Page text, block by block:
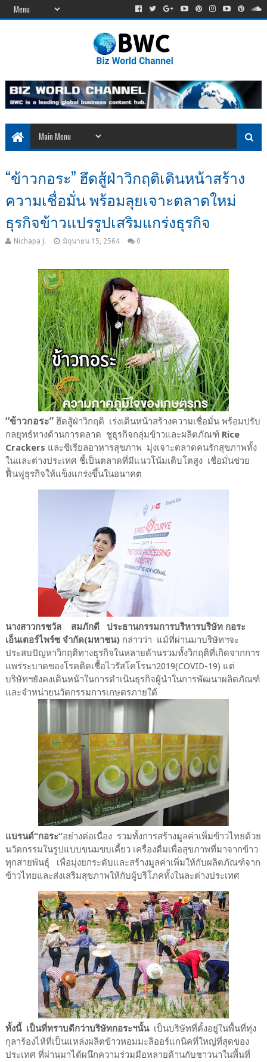
“ข้าวกอระ” ฮึดสู้ฝ่าวิกฤติเดินหน้าสร้าง
ความเชื่อมั่น พร้อมลุยเจาะตลาดใหม่
ธุรกิจข้าวแปรรูปเสริมแกร่งธุรกิจ
Nichapa J. มิถุนายน 15, 2564 0
“ข้าวกอระ”ฮึดสู้ฝ่าวิกฤติ เร่งเดินหน้าสร้างความเชื่อมั่น พร้อมปรับ
กลยุทธ์ทางด้านการตลาด ชูธุรกิจกลุ่มข้าวและผลิตภัณฑ์ Rice
Crackers และซีเรียลอาหารสุขภาพ มุ่งเจาะตลาดคนรักสุขภาพทั้ง
ในและต่างประเทศ ชี้เป็นตลาดที่มีแนวโน้มเติบโตสูง เชื่อมั่นช่วย
ฟื้นฟูธุรกิจให้แข็งแกร่งขึ้นในอนาคต
นางสาวกรชวัล สมภักดี ประธานกรรมการบริหารบริษัท กอระ
เอ็นเตอร์ไพร์ซ จำกัด(มหาชน)กล่าวว่า แม้ที่ผ่านมาบริษัทฯจะ
ประสบปัญหาวิกฤติทางธุรกิจในหลายด้านรวมทั้งวิกฤติที่เกิดจากการ
แพร่ระบาดของโรคติดเชื้อไวรัสโคโรนา2019(COVID-19) แต่
บริษัทฯยังคงเดินหน้าในการดำเนินธุรกิจผู้นำในการพัฒนาผลิตภัณฑ์
และจำหน่ายนวัตกรรมการเกษตรภายใต้
แบรนด์“กอระ”อย่างต่อเนื่อง รวมทั้งการสร้างมูลค่าเพิ่มข้าวไทยด้วย
นวัตกรรมในรูปแบบขนมขบเคี้ยว เครื่องดื่มเพื่อสุขภาพที่มาจากข้าว
ทุกสายพันธุ์ เพื่อมุ่งยกระดับและสร้างมูลค่าเพิ่มให้กับผลิตภัณฑ์จาก
ข้าวไทยและส่งเสริมสุขภาพให้กับผู้บริโภคทั้งในละต่างประเทศ
ทั้งนี้ เป็นที่ทราบดีกว่าบริษัทกอระฯนั้นเป็นบริษัทที่ตั้งอยู่ในพื้นที่ทุ่ง
กุลาร้องไห้ที่เป็นแหล่งผลิตข้าวหอมมะลิออร์แกนิคที่ใหญ่ที่สุดของ
ประเทศ ที่ผ่านมาได้ผนึกความร่วมมือหลายด้านกับชาวนาในพื้นที่